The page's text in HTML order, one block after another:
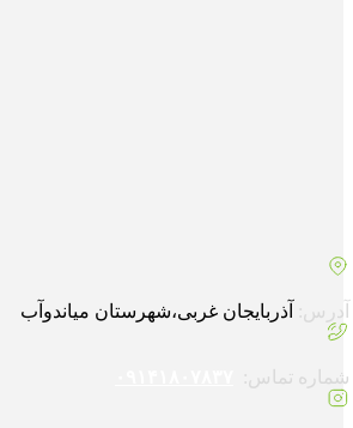
آدرس: آذربایجان غربی،شهرستان میاندوآب
شماره تماس: